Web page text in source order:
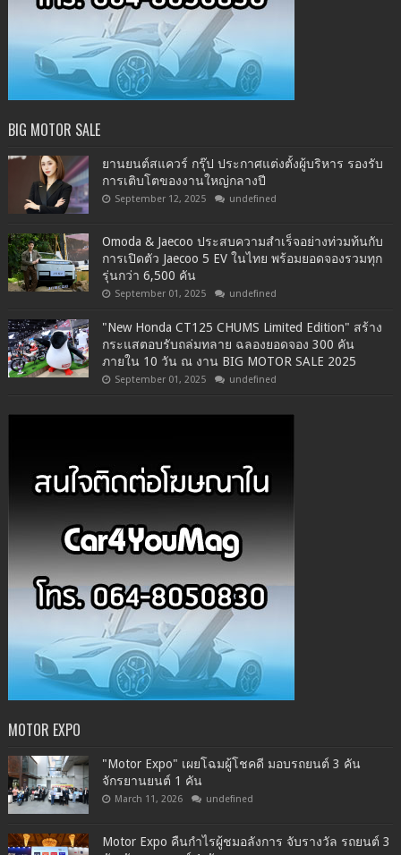
BIG MOTOR SALE
ยานยนต์สแควร์ กรุ๊ป ประกาศแต่งตั้งผู้บริหาร รองรับ
การเติบโตของงานใหญ่กลางปี
September 12, 2025 undefined
Omoda & Jaecoo ประสบความสำเร็จอย่างท่วมท้นกับ
การเปิดตัว Jaecoo 5 EV ในไทย พร้อมยอดจองรวมทุก
รุ่นกว่า 6,500 คัน
September 01, 2025 undefined
"New Honda CT125 CHUMS Limited Edition" สร้าง
กระแสตอบรับถล่มทลาย ฉลองยอดจอง 300 คัน
ภายใน 10 วัน ณ งาน BIG MOTOR SALE 2025
September 01, 2025 undefined
MOTOR EXPO
"Motor Expo" เผยโฉมผู้โชคดี มอบรถยนต์ 3 คัน
จักรยานยนต์ 1 คัน
March 11, 2026 undefined
Motor Expo คืนกำไรผู้ชมอลังการ จับรางวัล รถยนต์ 3